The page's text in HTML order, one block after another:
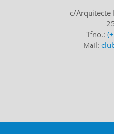
c/Arquitecte
Tfno.:
Mail: